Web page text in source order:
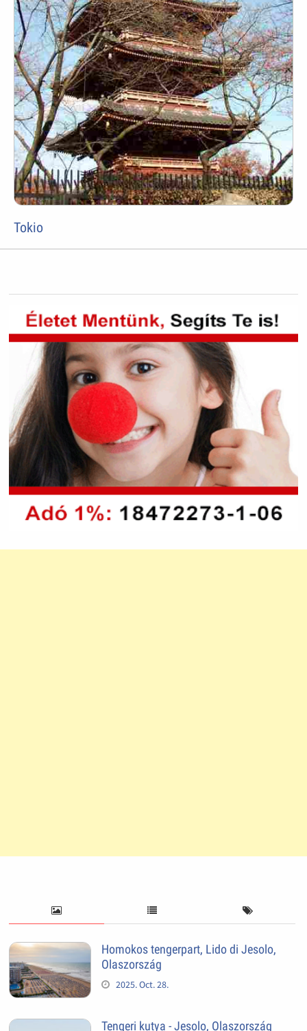
Tokio
Homokos tengerpart, Lido di Jesolo,
Olaszország
2025. Oct. 28.
Tengeri kutya - Jesolo, Olaszország